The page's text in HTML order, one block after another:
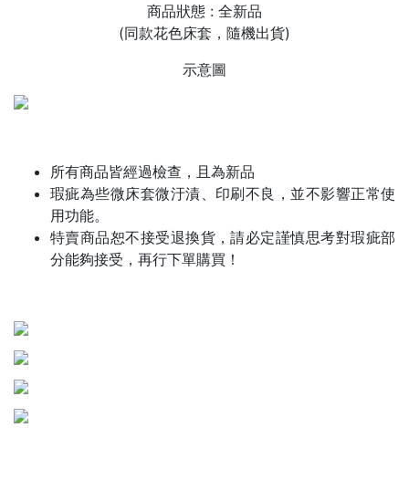
商品狀態 : 全新品
(同款花色床套， 隨機出貨)
示意圖
所有商品皆經過檢查，且為新品
瑕疵為些微床套微汙漬、印刷不良，並不影響正常使
用功能。
特賣商品恕不接受退換貨，請必定謹慎思考對瑕疵部
分能夠接受，再行下單購買！